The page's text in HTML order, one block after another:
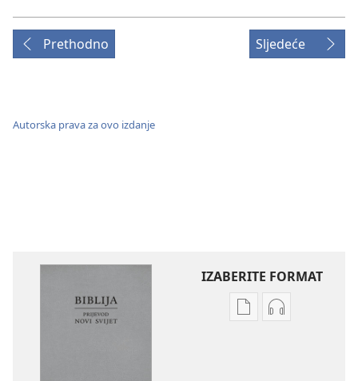
Prethodno Sljedeće
Autorska prava za ovo izdanje
IZABERITE FORMAT
PostavkePostavke